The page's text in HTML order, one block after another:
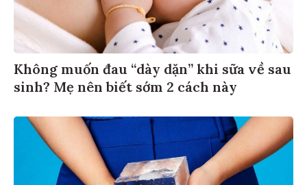
Không muốn đau “dày dặn” khi sữa về sau
sinh? Mẹ nên biết sớm 2 cách này